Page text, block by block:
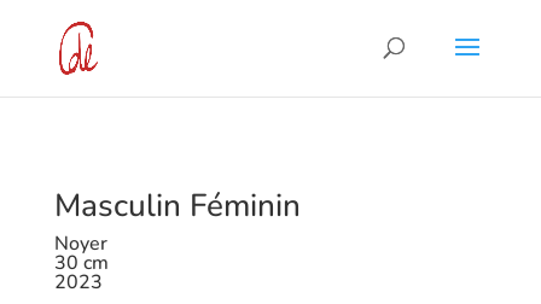
Masculin Féminin
Noyer
30 cm
2023